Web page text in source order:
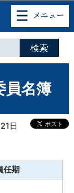
員名簿
日
任期